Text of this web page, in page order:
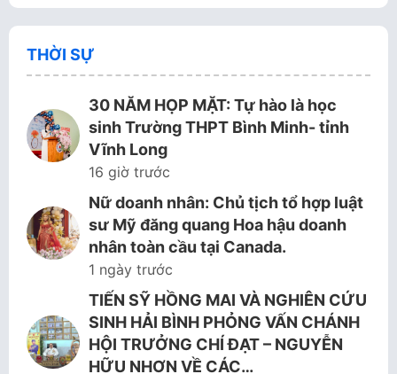
THỜI SỰ
30 NĂM HỌP MẶT: Tự hào là học
sinh Trường THPT Bình Minh- tỉnh
Vĩnh Long
16 giờ trước
Nữ doanh nhân: Chủ tịch tổ hợp luật
sư Mỹ đăng quang Hoa hậu doanh
nhân toàn cầu tại Canada.
1 ngày trước
TIẾN SỸ HỒNG MAI VÀ NGHIÊN CỨU
SINH HẢI BÌNH PHỎNG VẤN CHÁNH
HỘI TRƯỞNG CHÍ ĐẠT – NGUYỄN
HỮU NHƠN VỀ CÁC…